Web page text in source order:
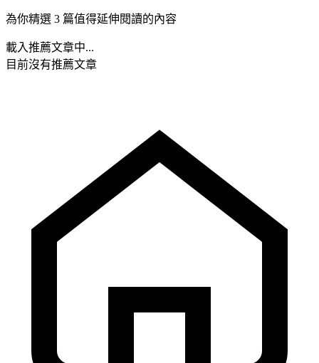
為你精選 3 篇值得延伸閱讀的內容
載入推薦文章中...
目前沒有推薦文章